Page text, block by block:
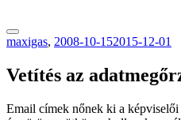
maxigas, 2008-10-152015-12-01
Vetítés az
Email címek nőnek ki a